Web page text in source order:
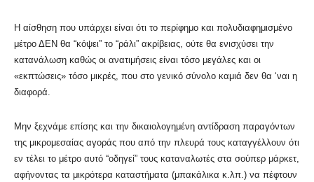
Η αίσθηση που υπάρχει είναι ότι το περίφημο και πολυδιαφημισμένο
μέτρο ΔΕΝ θα “κόψει” το “ράλι” ακρίβειας, ούτε θα ενισχύσει την
κατανάλωση καθώς οι ανατιμήσεις είναι τόσο μεγάλες και οι
«εκπτώσεις» τόσο μικρές, που στο γενικό σύνολο καμιά δεν θα ‘ναι η
διαφορά.
Μην ξεχνάμε επίσης και την δικαιολογημένη αντίδραση παραγόντων
της μικρομεσαίας αγοράς που από την πλευρά τους καταγγέλλουν ότι
εν τέλει το μέτρο αυτό “οδηγεί” τους καταναλωτές στα σούπερ μάρκετ,
αφήνοντας τα μικρότερα καταστήματα (μπακάλικα κ.λπ.) να πέφτουν